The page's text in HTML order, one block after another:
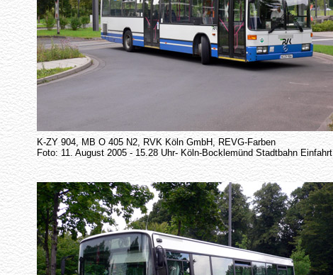
K-ZY 904, MB O 405 N2, RVK Köln GmbH, REVG-Farben
Foto: 11. August 2005 - 15.28 Uhr- Köln-Bocklemünd Stadtbahn Einfahrt